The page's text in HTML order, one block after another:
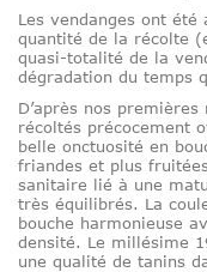
Les vendanges ont
quantité de la récolte
quasi-totalité de la
dégradation du temps
D’après nos
récoltés précocement
belle onctuosité en
friandes et plus
sanitaire lié à une
très équilibrés. La
bouche harmonieuse
densité. Le millésime
une qualité de tanins